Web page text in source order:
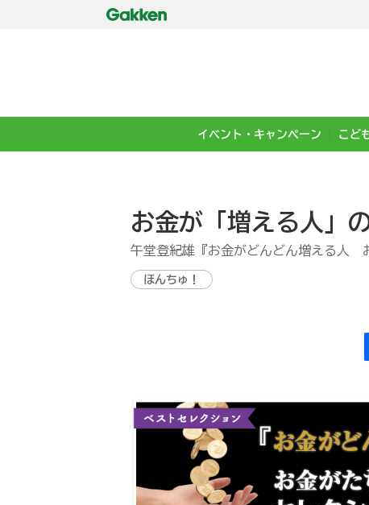
イベント・キャンペーン こど
お金が「増える人」
午堂登紀雄『お金がどんどん増える人
ほんちゅ！